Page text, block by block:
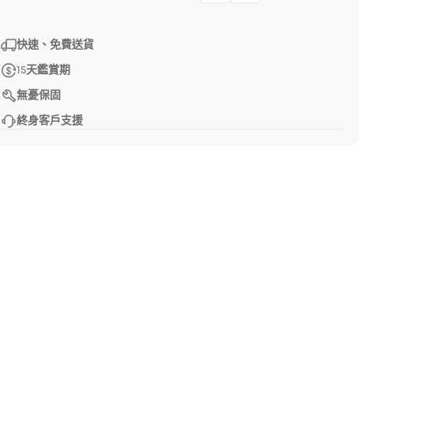
快速、免費送貨
15天鑑賞期
無憂保固
終身客戶支援